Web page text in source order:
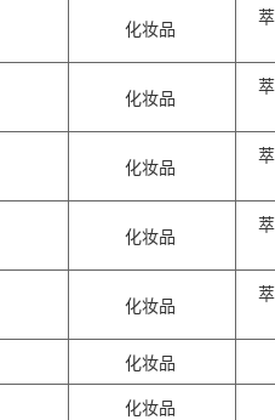
化妆品
化妆品
化妆品
化妆品
化妆品
化妆品
化妆品